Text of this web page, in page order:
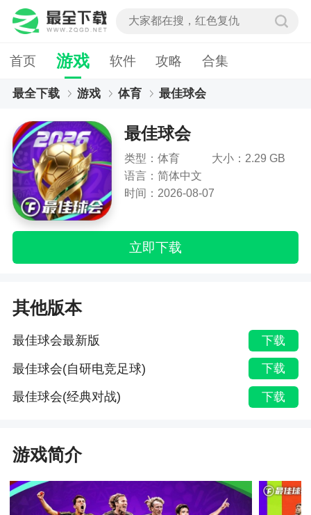
首页 游戏 软件 攻略 合集
最全下载 游戏 体育 最佳球会
最佳球会
类型：体育
大小：2.29 GB
语言：简体中文
时间：2026-08-07
立即下载
其他版本
最佳球会最新版 下载
最佳球会(自研电竞足球) 下载
最佳球会(经典对战) 下载
游戏简介